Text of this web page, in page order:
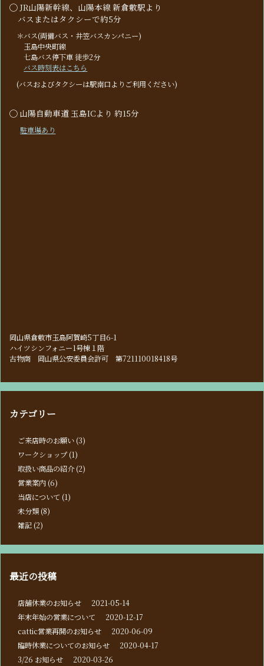
◯ JR山陽新幹線、山陽本線 新倉敷駅より
バスまたはタクシーで約5分
＊バス(両備バス・井笠バスカンパニー)
玉島中央町線
七島バス停下車 徒歩2分
バス時刻表はこちら
(バスおよびタクシーは駅南口よりご利用ください)
◯ 山陽自動車道 玉島ICより 約15分
駐車場あり
岡山県倉敷市玉島阿賀崎5丁目6-1
ハイツシンフォニー1号棟１階
古物商 岡山県公安委員会許可 第721110018418号
カテゴリー
ご来店時のお願い (3)
ワークショップ (1)
取扱い商品の紹介(2)
営業案内 (6)
当店について (1)
未分類 (8)
雑記 (2)
最近の投稿
店舗休業のお知らせ
2021-05-14
年末年始の営業について
2020-12-17
cattic営業再開のお知らせ
2020-06-09
臨時休業についてのお知らせ
2020-04-17
3/26 お知らせ
2020-03-26